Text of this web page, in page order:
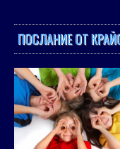
ПОСЛАНИЕ ОТ